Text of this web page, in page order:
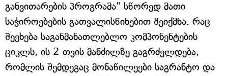
განვითარების პროგრამა" სწორედ მათი
საჭიროებების გათვალისწინებით შეიქმნა. რაც
შეეხება საგანმანათლებლო კომპონენტების
ციკლს, ის 2 თვის მანძილზე გაგრძელდება,
რომლის შემდეგაც მონაწილეები საგრანტო და